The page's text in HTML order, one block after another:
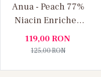
Anua - Peach 77%
Niacin Enriched
Cream - Cremă
hidratantă cu
119,00RON
125,00RON